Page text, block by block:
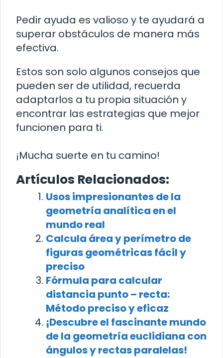
Pedir ayuda es valioso y te ayudará a
superar obstáculos de manera más
efectiva.
Estos son solo algunos consejos que
pueden ser de utilidad, recuerda
adaptarlos a tu propia situación y
encontrar las estrategias que mejor
funcionen para ti.
¡Mucha suerte en tu camino!
Artículos Relacionados:
Usos impresionantes de la
geometría analítica en el
mundo real
Calcula área y perímetro de
figuras geométricas fácil y
preciso
Fórmula para calcular
distancia punto – recta:
Método preciso y eficaz
¡Descubre el fascinante mundo
de la geometría euclidiana con
ángulos y rectas paralelas!